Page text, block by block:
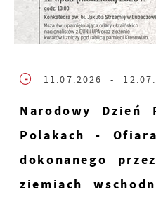
11.07.2026 -
Narodowy Dzień
Polakach -
dokonanego
ziemiach